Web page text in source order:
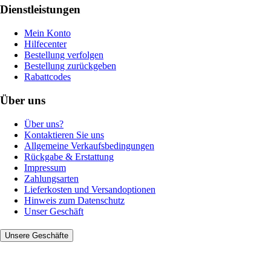
Dienstleistungen
Mein Konto
Hilfecenter
Bestellung verfolgen
Bestellung zurückgeben
Rabattcodes
Über uns
Über uns?
Kontaktieren Sie uns
Allgemeine Verkaufsbedingungen
Rückgabe & Erstattung
Impressum
Zahlungsarten
Lieferkosten und Versandoptionen
Hinweis zum Datenschutz
Unser Geschäft
Unsere Geschäfte